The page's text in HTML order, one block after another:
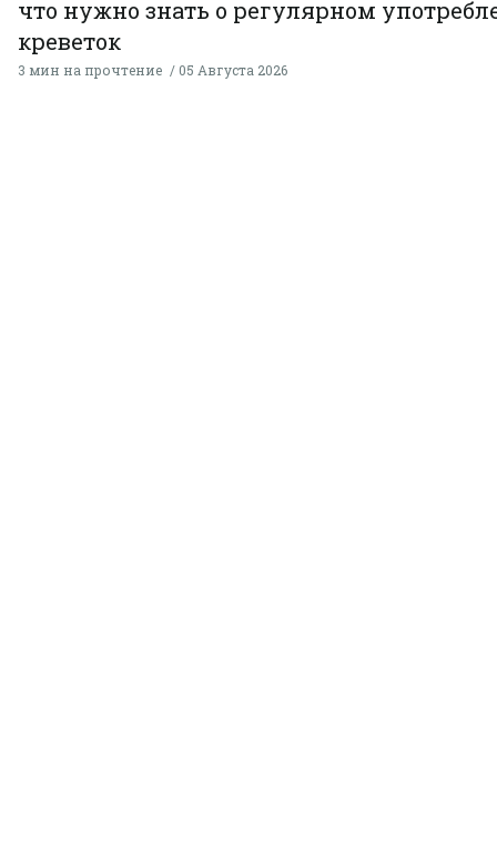
что нужно знать о регулярном
креветок
3 мин на прочтение 05 Августа 2026